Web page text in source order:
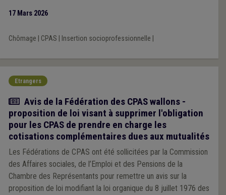
17 Mars 2026
Chômage CPAS Insertion socioprofessionnelle
Etrangers
Actualité
Avis de la Fédération des CPAS wallons -
proposition de loi visant à supprimer l'obligation
pour les CPAS de prendre en charge les
cotisations complémentaires dues aux mutualités
Les Fédérations de CPAS ont été sollicitées par la Commission
des Affaires sociales, de l’Emploi et des Pensions de la
Chambre des Représentants pour remettre un avis sur la
proposition de loi modifiant la loi organique du 8 juillet 1976 des